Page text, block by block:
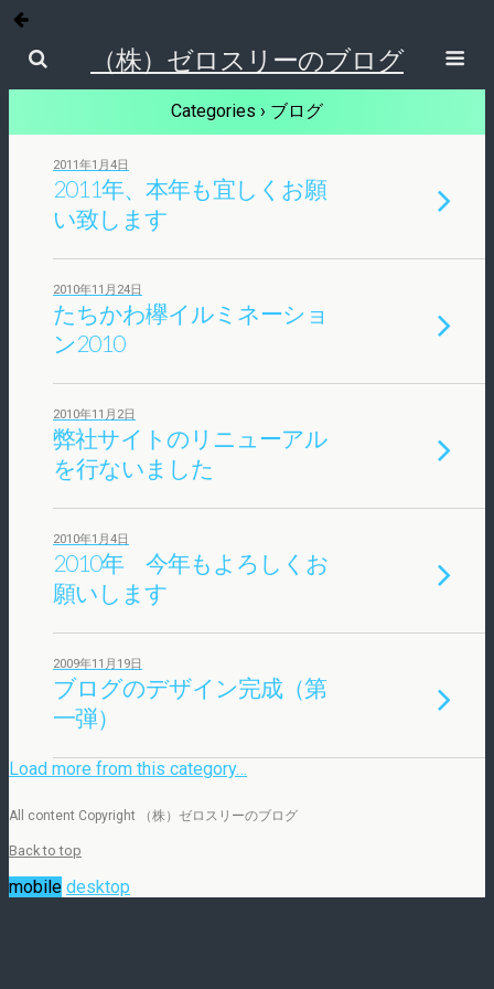
（株）ゼロスリーのブログ
Categories › ブログ
2011年1月4日
2011年、本年も宜しくお願
い致します
2010年11月24日
たちかわ欅イルミネーショ
ン2010
2010年11月2日
弊社サイトのリニューアル
を行ないました
2010年1月4日
2010年 今年もよろしくお
願いします
2009年11月19日
ブログのデザイン完成（第
一弾）
Load more from this category…
All content Copyright （株）ゼロスリーのブログ
Back to top
mobile desktop